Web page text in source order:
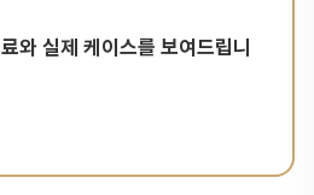
와 실제 케이스를 보여드립니